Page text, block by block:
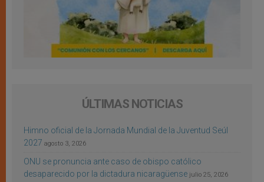
ÚLTIMAS NOTICIAS
Himno oficial de la Jornada Mundial de la Juventud Seúl
2027 agosto 3, 2026
ONU se pronuncia ante caso de obispo católico
desaparecido por la dictadura nicaragüense julio 25, 2026